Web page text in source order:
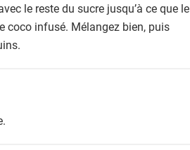
le reste du sucre jusqu’à ce que le
coco infusé. Mélangez bien, puis